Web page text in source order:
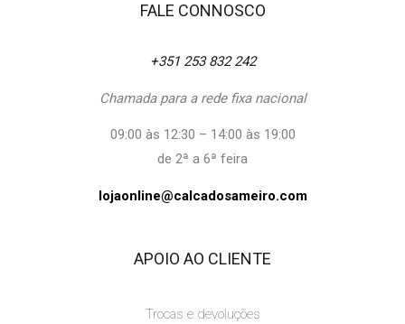
FALE CONNOSCO
+351 253 832 242
Chamada para a rede fixa nacional
09:00 às 12:30 – 14:00 às 19:00
de 2ª a 6ª feira
lojaonline@calcadosameiro.com
APOIO AO CLIENTE
Trocas e devoluções